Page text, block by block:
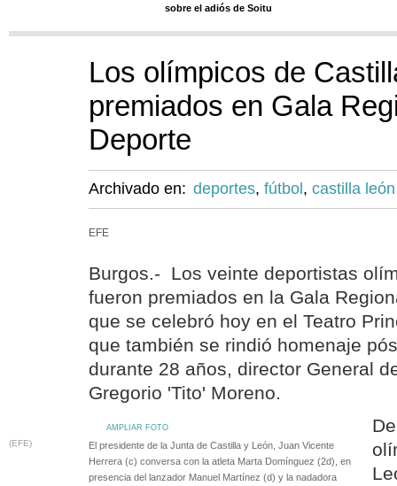
sobre el adiós de Soitu
Los olímpicos de
premiados en Gala
Deporte
Archivado en: deportes, fútbol , castilla león
EFE
Burgos.- Los veinte deportistas
fueron premiados en la Gala
que se celebró hoy en el Teatro
que también se rindió homenaje
durante 28 años, director General
Gregorio 'Tito' Moreno.
AMPLIAR FOTO
(EFE)
El presidente de la Junta de Castilla y León, Juan Vicente
Herrera (c) conversa con la atleta Marta Domínguez (2d), en
presencia del lanzador Manuel Martínez (d) y la nadadora